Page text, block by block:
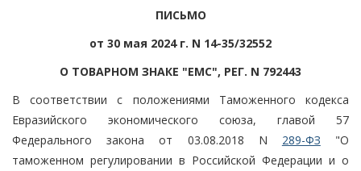
ПИСЬМО
от 30 мая 2024 г. N 14-35/32552
О ТОВАРНОМ ЗНАКЕ "EMC", РЕГ. N 792443
В соответствии с положениями Таможенного кодекса
Евразийского экономического союза, главой 57
Федерального закона от 03.08.2018 N 289-ФЗ "О
таможенном регулировании в Российской Федерации и о